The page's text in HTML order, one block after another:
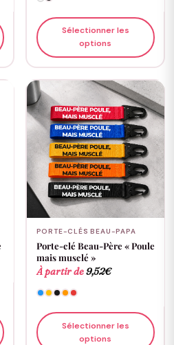
Sélectionner les
options
PORTE-CLÉS BEAU-PAPA
Porte-clé Beau-Père « Poule
mais musclé »
À partir de9,52€
Sélectionner les
options